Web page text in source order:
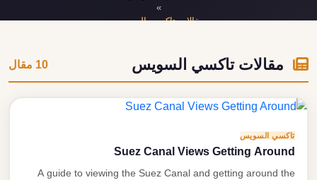
خدمات المطار
بنا
مقالات تاكسي السويس
مقالات تاكسي السويس 10 مقال
تاكسي السويس
Suez Canal Views Getting Around
A guide to viewing the Suez Canal and getting around the